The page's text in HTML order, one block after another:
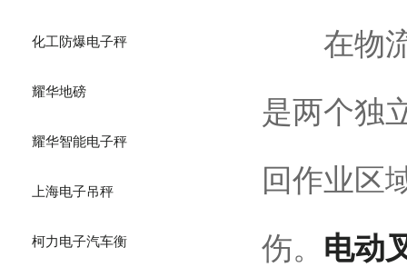
化工防爆电子秤
耀华地磅
耀华智能电子秤
上海电子吊秤
柯力电子汽车衡
在物流
是两个独
回作业区
伤。 电动